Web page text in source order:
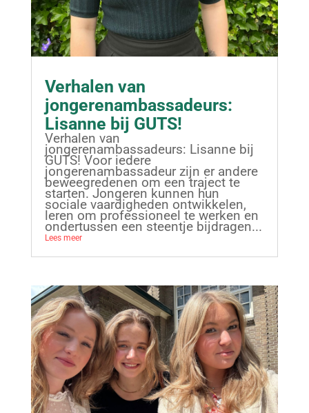
Verhalen van
jongerenambassadeurs:
Lisanne bij GUTS!
Verhalen van
jongerenambassadeurs: Lisanne bij
GUTS! Voor iedere
jongerenambassadeur zijn er andere
beweegredenen om een traject te
starten. Jongeren kunnen hun
sociale vaardigheden ontwikkelen,
leren om professioneel te werken en
ondertussen een steentje bijdragen...
Lees meer